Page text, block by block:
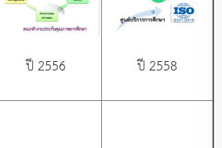
ปี 2556 ปี 2558